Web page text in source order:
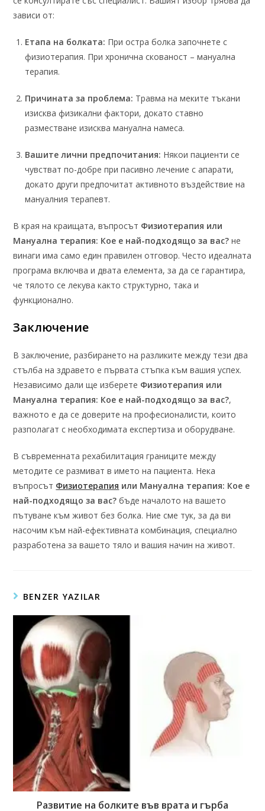
зависи от:
Етапа на болката: При остра болка започнете с
физиотерапия. При хронична скованост – мануална
терапия.
Причината за проблема: Травма на меките тъкани
изисква физикални фактори, докато ставно
разместване изисква мануална намеса.
Вашите лични предпочитания: Някои пациенти се
чувстват по-добре при пасивно лечение с апарати,
докато други предпочитат активното въздействие на
мануалния терапевт.
В края на краищата, въпросът Физиотерапия или
Мануална терапия: Кое е най-подходящо за вас? не
винаги има само един правилен отговор. Често идеалната
програма включва и двата елемента, за да се гарантира,
че тялото се лекува както структурно, така и
функционално.
Заключение
В заключение, разбирането на разликите между тези два
стълба на здравето е първата стъпка към вашия успех.
Независимо дали ще изберете Физиотерапия или
Мануална терапия: Кое е най-подходящо за вас?,
важното е да се доверите на професионалисти, които
разполагат с необходимата експертиза и оборудване.
В съвременната рехабилитация границите между
методите се размиват в името на пациента. Нека
въпросът Физиотерапия или Мануална терапия: Кое е
най-подходящо за вас? бъде началото на вашето
пътуване към живот без болка. Ние сме тук, за да ви
насочим към най-ефективната комбинация, специално
разработена за вашето тяло и вашия начин на живот.
BENZER YAZILAR
Развитие на болките във врата и гърба